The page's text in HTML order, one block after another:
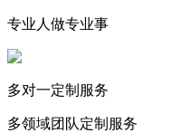
专业人做专业事
多对一定制服务
多领域团队定制服务